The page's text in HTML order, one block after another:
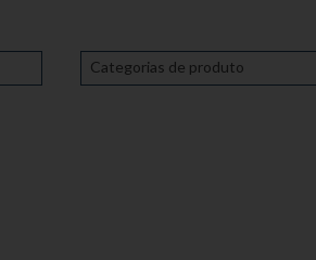
Categorias de produto